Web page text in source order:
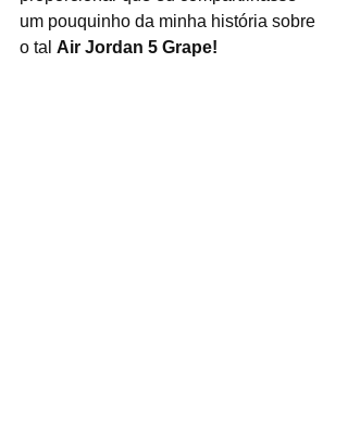
um pouquinho da minha história sobre
o tal Air Jordan 5 Grape!